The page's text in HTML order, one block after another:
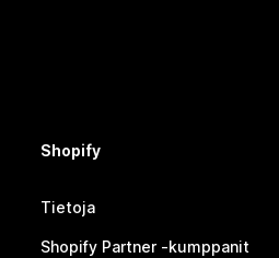
Shopify
Tietoja
Shopify Partner ‑kumppanit